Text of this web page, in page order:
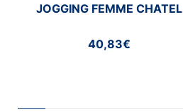
JOGGING FEMME CHATEL
40,83€